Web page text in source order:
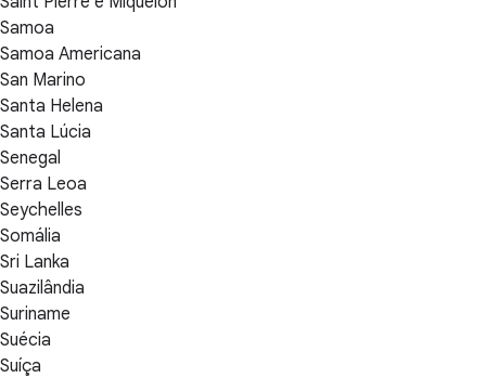
Samoa
Samoa Americana
San Marino
Santa Helena
Santa Lúcia
Senegal
Serra Leoa
Seychelles
Somália
Sri Lanka
Suazilândia
Suriname
Suécia
Suíça